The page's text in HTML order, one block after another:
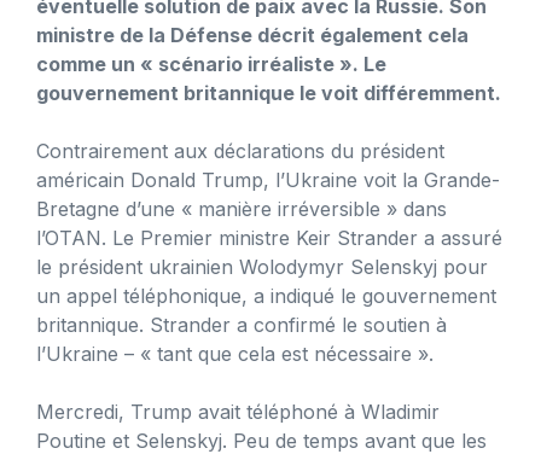
éventuelle solution de paix avec la Russie. Son
ministre de la Défense décrit également cela
comme un « scénario irréaliste ». Le
gouvernement britannique le voit différemment.
Contrairement aux déclarations du président
américain Donald Trump, l’Ukraine voit la Grande-
Bretagne d’une « manière irréversible » dans
l’OTAN. Le Premier ministre Keir Strander a assuré
le président ukrainien Wolodymyr Selenskyj pour
un appel téléphonique, a indiqué le gouvernement
britannique. Strander a confirmé le soutien à
l’Ukraine – « tant que cela est nécessaire ».
Mercredi, Trump avait téléphoné à Wladimir
Poutine et Selenskyj. Peu de temps avant que les